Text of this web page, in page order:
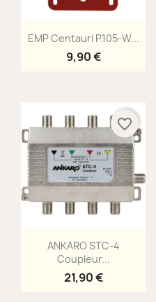
Aperçu rapide
EMP Centauri P.105-W...
9,90 €
Aperçu rapide
ANKARO STC-4
Coupleur...
21,90 €
favorite_border